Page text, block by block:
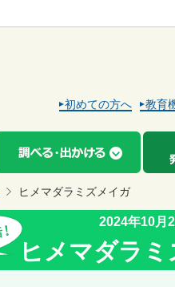
初めての方へ 教育
ヒメマダラミズメイガ
2024年10月2
ヒメマダラ